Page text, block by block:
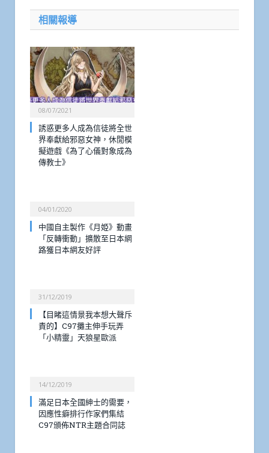
相關報導
08/07/2021
誘惑更多人成為信徒將全世
界奉獻給邪惡女神，休閒模
擬遊戲《為了心儀對象成為
傳教士》
04/01/2020
中國自主製作《月姫》動畫
「反轉衝動」擴散至日本網
路獲日本網友好評
31/12/2019
【目睹這情景我本想大聲斥
責的】C97攤主伸手玩弄
「小精靈」天狼星歐派
14/12/2019
滿足日本全國紳士的需要，
因應性癖排行作家們集結
C97頒佈NTR主題合同誌